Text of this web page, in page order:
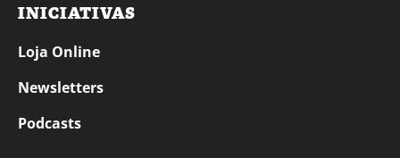
INICIATIVAS
Loja Online
Newsletters
Podcasts